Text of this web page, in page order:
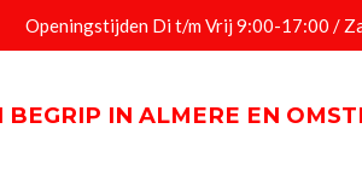
Openingstijden Di t/m Vrij 9:00-17:00 /
BEGRIP IN ALMERE EN